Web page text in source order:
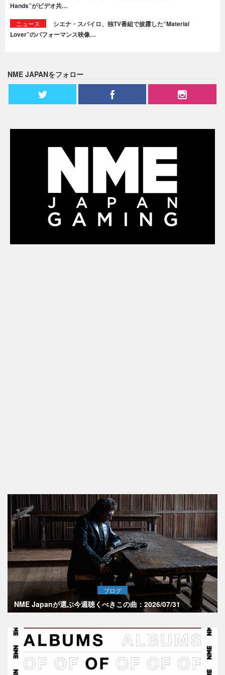
Hands”がビデオ共…
ニュース
シエナ・スパイロ、独TV番組で披露した“Material
Lover”のパフォーマンス映像…
NME JAPANをフォロー
ブログ
NME Japanが選ぶ今週聴くべきこの曲：2026/07/31